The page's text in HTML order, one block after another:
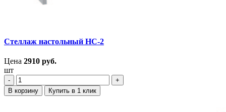
Стеллаж настольный НС-2
Цена 2910 руб.
шт
‐
+
В корзину
Купить в 1 клик